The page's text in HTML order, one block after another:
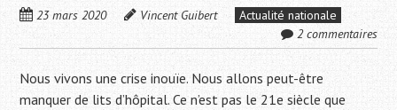
23 mars 2020 Vincent Guibert
Actualité nationale
2 commentaires
Nous vivons une crise inouïe. Nous allons peut-être
manquer de lits d’hôpital. Ce n’est pas le 21e siècle que